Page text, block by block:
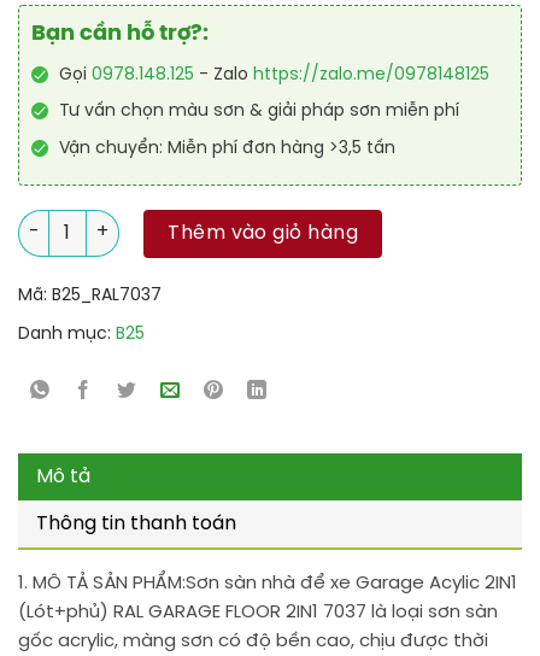
Bạn cần hỗ trợ?:
Gọi 0978.148.125 - Zalo https://zalo.me/0978148125
Tư vấn chọn màu sơn & giải pháp sơn miễn phí
Vận chuyển: Miễn phí đơn hàng >3,5 tấn
Sơn sàn nhà để xe Garage Acylic 2IN1 (Lót+phủ) RAL GARAGE
Thêm vào giỏ hàng
Mã: B25_RAL7037
Danh mục: B25
Mô tả
Thông tin thanh toán
1. MÔ TẢ SẢN PHẨM:Sơn sàn nhà để xe Garage Acylic 2IN1
(Lót+phủ) RAL GARAGE FLOOR 2IN1 7037 là loại sơn sàn
gốc acrylic, màng sơn có độ bền cao, chịu được thời